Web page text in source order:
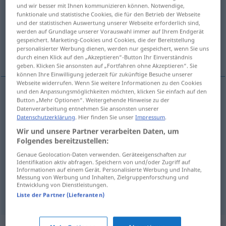
Übersicht aller Übersetzungen
(Für mehr Details die Übersetzung anklicken/antippen)
Markthalle Weitere Beispiele...
Markthallef halle
Beispiele
les Halles HIST
diePariserMarkthallenfpl(heutiges Stadtviertel)
und wir besser mit Ihnen kommunizieren können. Notwendige,
funktionale und statistische Cookies, die für den Betrieb der Webseite
und der statistischen Auswertung unserer Webseite erforderlich sind,
werden auf Grundlage unserer Vorauswahl immer auf Ihrem Endgerät
gespeichert. Marketing-Cookies und Cookies, die der Bereitstellung
personalisierter Werbung dienen, werden nur gespeichert, wenn Sie uns
durch einen Klick auf den „Akzeptieren“-Button Ihr Einverständnis
geben. Klicken Sie ansonsten auf „Fortfahren ohne Akzeptieren“. Sie
können Ihre Einwilligung jederzeit für zukünftige Besuche unserer
Webseite widerrufen. Wenn Sie weitere Informationen zu den Cookies
und den Anpassungsmöglichkeiten möchten, klicken Sie einfach auf den
Button „Mehr Optionen“. Weitergehende Hinweise zu der
Datenverarbeitung entnehmen Sie ansonsten unserer
Datenschutzerklärung. Hier finden Sie unserImpressum.
Wir und unsere Partner verarbeiten Daten, um
Folgendes bereitzustellen:
Genaue Geolocation-Daten verwenden. Geräteeigenschaften zur
Identifikation aktiv abfragen. Speichern von und/oder Zugriff auf
Informationen auf einem Gerät. Personalisierte Werbung und Inhalte,
Messung von Werbung und Inhalten, Zielgruppenforschung und
Entwicklung von Dienstleistungen.
Liste der Partner (Lieferanten)